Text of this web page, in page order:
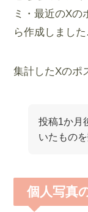
ミ・最近のXの
ら作成しました
集計したXのポ
投稿1か月
いたもの
個人写真